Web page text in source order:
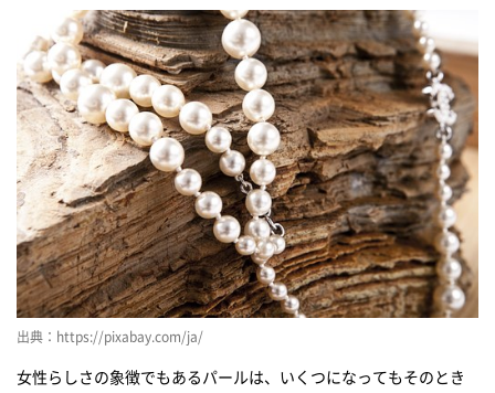
出典：https://pixabay.com/ja/
女性らしさの象徴でもあるパールは、いくつになってもそのとき